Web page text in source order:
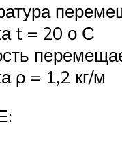
t = 20 о С
ρ = 1,2 кг/м